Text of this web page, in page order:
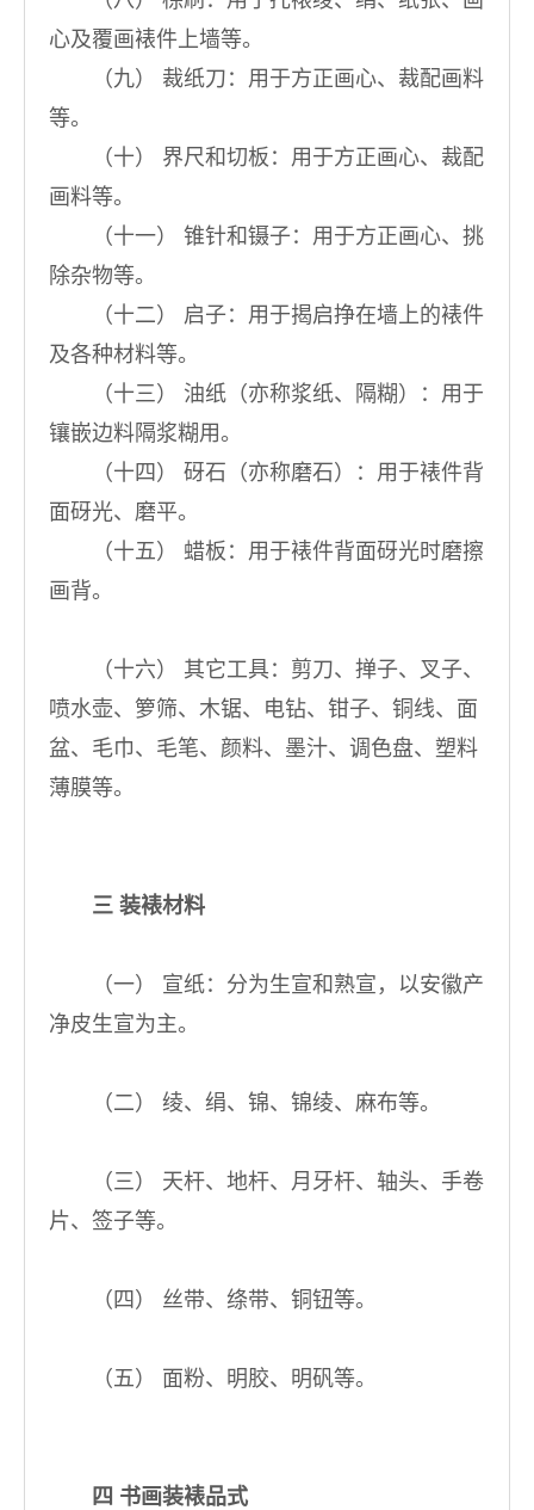
心及覆画裱件上墙等。
（九） 裁纸刀：用于方正画心、裁配画料
等。
（十） 界尺和切板：用于方正画心、裁配
画料等。
（十一） 锥针和镊子：用于方正画心、挑
除杂物等。
（十二） 启子：用于揭启挣在墙上的裱件
及各种材料等。
（十三） 油纸（亦称浆纸、隔糊）：用于
镶嵌边料隔浆糊用。
（十四） 砑石（亦称磨石）：用于裱件背
面砑光、磨平。
（十五） 蜡板：用于裱件背面砑光时磨擦
画背。
（十六） 其它工具：剪刀、掸子、叉子、
喷水壶、箩筛、木锯、电钻、钳子、铜线、面
盆、毛巾、毛笔、颜料、墨汁、调色盘、塑料
薄膜等。
三 装裱材料
（一） 宣纸：分为生宣和熟宣，以安徽产
净皮生宣为主。
（二） 绫、绢、锦、锦绫、麻布等。
（三） 天杆、地杆、月牙杆、轴头、手卷
片、签子等。
（四） 丝带、绦带、铜钮等。
（五） 面粉、明胶、明矾等。
四 书画装裱品式